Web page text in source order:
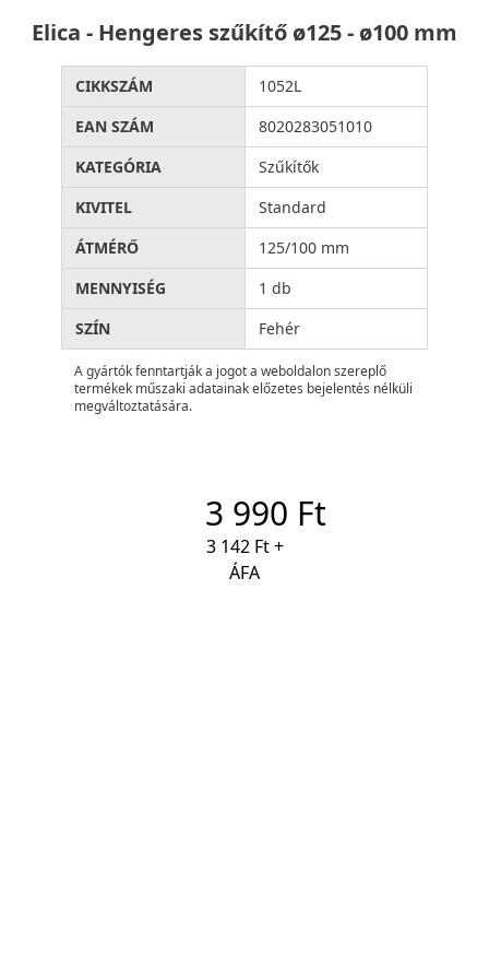
Elica - Hengeres szűkítő ø125 - ø100 mm
CIKKSZÁM
1052L
EAN SZÁM
8020283051010
KATEGÓRIA
Szűkítők
KIVITEL
Standard
ÁTMÉRŐ
125/100 mm
MENNYISÉG
1 db
SZÍN
Fehér
A gyártók fenntartják a jogot a weboldalon szereplő
termékek műszaki adatainak előzetes bejelentés nélküli
megváltoztatására.
3 990 Ft
3 142 Ft +
ÁFA